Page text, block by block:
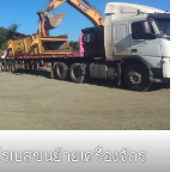
เบสขนย้ายเครื่องจักร